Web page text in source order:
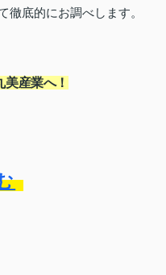
底的にお調べします。
産業へ！